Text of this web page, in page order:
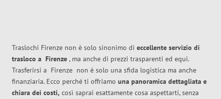
Traslochi Firenze non è solo sinonimo di eccellente servizio di
trasloco a Firenze , ma anche di prezzi trasparenti ed equi.
Trasferirsi a Firenze non è solo una sfida logistica ma anche
finanziaria. Ecco perché ti offriamo una panoramica dettagliata e
chiara dei costi, così saprai esattamente cosa aspettarti, senza